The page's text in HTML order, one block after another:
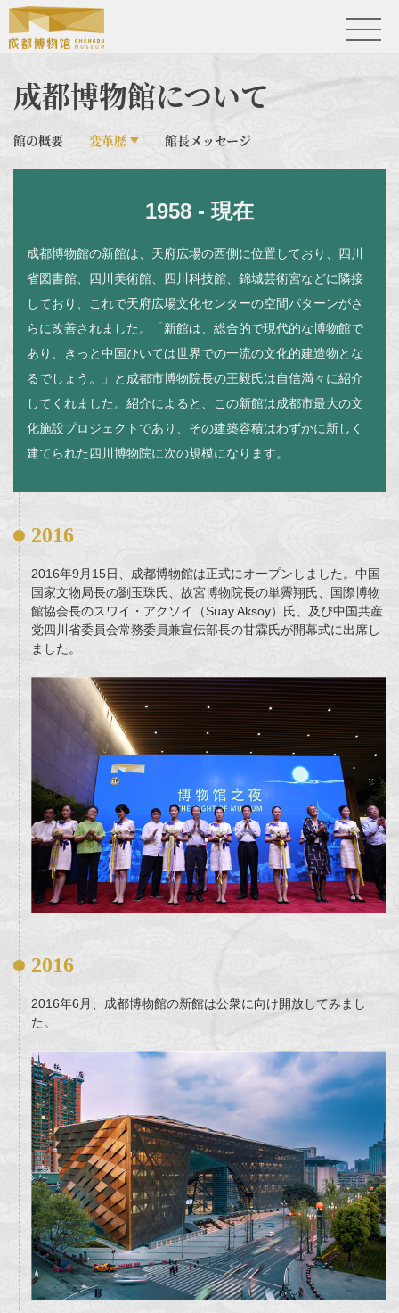
成都博物館について
館の概要 変革歴 館長メッセージ
1958 - 現在
成都博物館の新館は、天府広場の西側に位置しており、四川
省図書館、四川美術館、四川科技館、錦城芸術宮などに隣接
しており、これで天府広場文化センターの空間パターンがさ
らに改善されました。「新館は、総合的で現代的な博物館で
あり、きっと中国ひいては世界での一流の文化的建造物とな
るでしょう。」と成都市博物院長の王毅氏は自信満々に紹介
してくれました。紹介によると、この新館は成都市最大の文
化施設プロジェクトであり、その建築容積はわずかに新しく
建てられた四川博物院に次の規模になります。
2016
2016年9月15日、成都博物館は正式にオープンしました。中国
国家文物局長の劉玉珠氏、故宮博物院長の単霽翔氏、国際博物
館協会長のスワイ・アクソイ（Suay Aksoy）氏、及び中国共産
党四川省委員会常務委員兼宣伝部長の甘霖氏が開幕式に出席し
ました。
2016
2016年6月、成都博物館の新館は公衆に向け開放してみまし
た。